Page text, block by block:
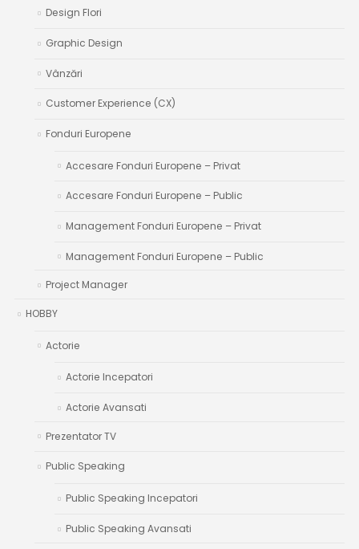
Design Flori
Graphic Design
Vânzări
Customer Experience (CX)
Fonduri Europene
Accesare Fonduri Europene – Privat
Accesare Fonduri Europene – Public
Management Fonduri Europene – Privat
Management Fonduri Europene – Public
Project Manager
HOBBY
Actorie
Actorie Incepatori
Actorie Avansati
Prezentator TV
Public Speaking
Public Speaking Incepatori
Public Speaking Avansati